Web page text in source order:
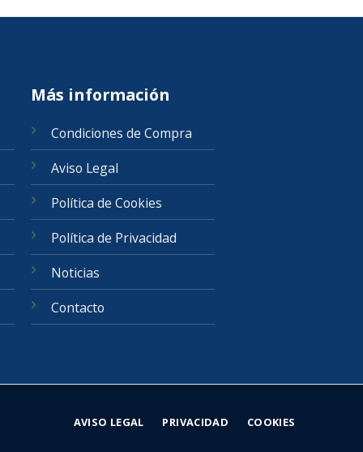
Más información
Condiciones de Compra
Aviso Legal
Política de Cookies
Política de Privacidad
Noticias
Contacto
AVISO LEGAL PRIVACIDAD COOKIES